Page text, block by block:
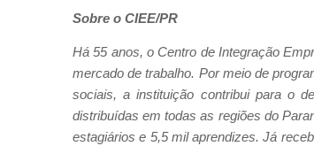
Sobre o CIEE/PR
Há 55 anos, o Centro de Integração
mercado de trabalho. Por meio de
sociais, a instituição contribui para o
distribuídas em todas as regiões do
estagiários e 5,5 mil aprendizes. Já